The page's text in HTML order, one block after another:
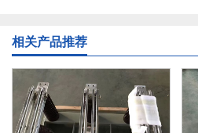
相关产品推荐